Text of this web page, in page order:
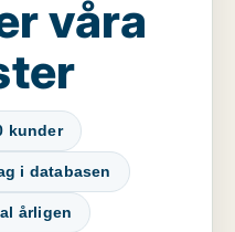
våra
kunder
i databasen
årligen